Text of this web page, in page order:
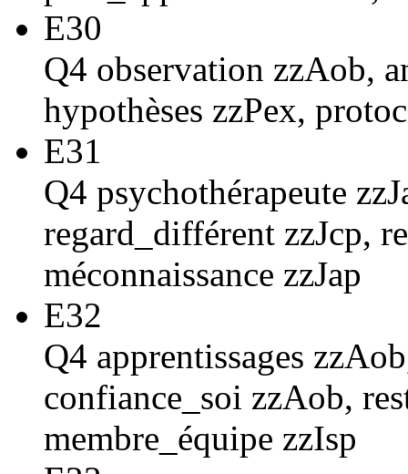
E30
Q4 observation zzAob,
hypothèses zzPex,
E31
Q4 psychothérapeute
regard_différent zzJcp,
méconnaissance zzJap
E32
Q4 apprentissages
confiance_soi zzAob,
membre_équipe zzIsp